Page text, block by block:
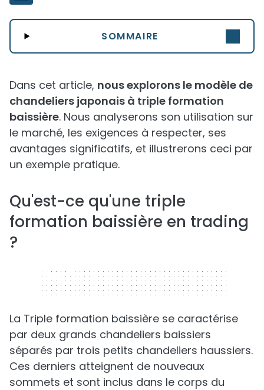
SOMMAIRE
Dans cet article, nous explorons le modèle de
chandeliers japonais à triple formation
baissière. Nous analyserons son utilisation sur
le marché, les exigences à respecter, ses
avantages significatifs, et illustrerons ceci par
un exemple pratique.
Qu'est-ce qu'une triple
formation baissière en trading
?
320 x 50
La Triple formation baissière se caractérise
par deux grands chandeliers baissiers
séparés par trois petits chandeliers haussiers.
Ces derniers atteignent de nouveaux
sommets et sont inclus dans le corps du